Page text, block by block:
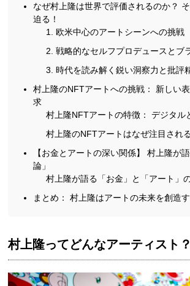
なぜ村上隆は世界で評価されるのか？
迫る！
1. 欧米中心のアートシーンへの挑戦
2. 戦略的なセルフプロデュースとブ
3. 時代を読み解く鋭い洞察力と批評
村上隆のNFTアートへの挑戦： 新しい
求
村上隆NFTアートの特徴： デジタル
村上隆のNFTアートはなぜ注目され
【お金とアートの深い関係】 村上隆が
論」
村上隆が語る「お金」と「アート」
まとめ： 村上隆はアートの未来を創造
村上隆ってどんなアーティスト？